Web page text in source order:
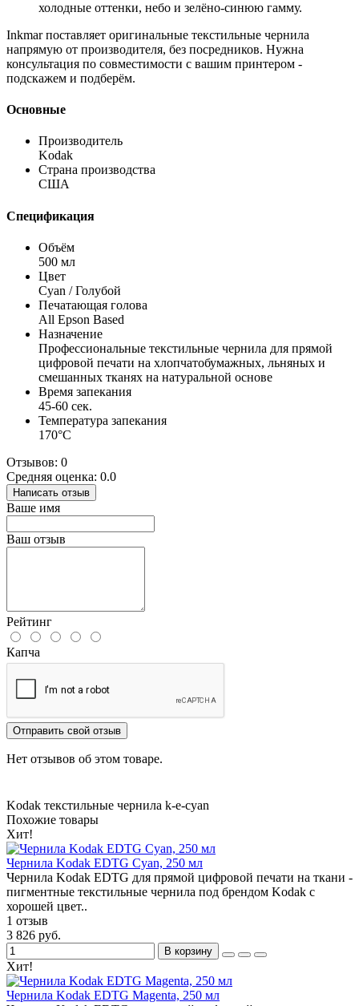
холодные оттенки, небо и зелёно-синюю гамму.
Inkmar поставляет оригинальные текстильные чернила
напрямую от производителя, без посредников. Нужна
консультация по совместимости с вашим принтером -
подскажем и подберём.
Основные
Производитель
Kodak
Страна производства
США
Спецификация
Объём
500 мл
Цвет
Cyan / Голубой
Печатающая голова
All Epson Based
Назначение
Профессиональные текстильные чернила для прямой
цифровой печати на хлопчатобумажных, льняных и
смешанных тканях на натуральной основе
Время запекания
45-60 сек.
Температура запекания
170°С
Отзывов: 0
Средняя оценка: 0.0
Написать отзыв
Ваше имя
Ваш отзыв
Рейтинг
Капча
Отправить свой отзыв
Нет отзывов об этом товаре.
Kodak текстильные чернила k-e-cyan
Похожие товары
Хит!
Чернила Kodak EDTG Cyan, 250 мл
Чернила Kodak EDTG для прямой цифровой печати на ткани -
пигментные текстильные чернила под брендом Kodak с
хорошей цвет..
1 отзыв
3 826 руб.
В корзину
Хит!
Чернила Kodak EDTG Magenta, 250 мл